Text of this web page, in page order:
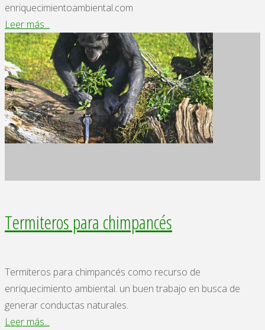
enriquecimientoambiental.com
Leer más...
mejores
libros
de
enriquecimiento
ambiental
recomendados
por
Termiteros para chimpancés
Termiteros para chimpancés como recurso de
enriquecimiento ambiental. un buen trabajo en busca de
generar conductas naturales.
Leer más...